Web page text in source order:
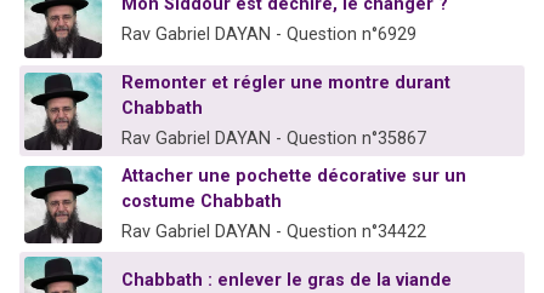
Mon Siddour est déchiré, le changer ?
Rav Gabriel DAYAN - Question n°6929
Remonter et régler une montre durant
Chabbath
Rav Gabriel DAYAN - Question n°35867
Attacher une pochette décorative sur un
costume Chabbath
Rav Gabriel DAYAN - Question n°34422
Chabbath : enlever le gras de la viande